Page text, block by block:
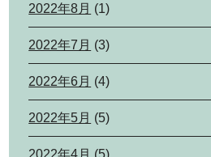
2022年8月 (1)
2022年7月 (3)
2022年6月 (4)
2022年5月 (5)
2022年4月 (5)